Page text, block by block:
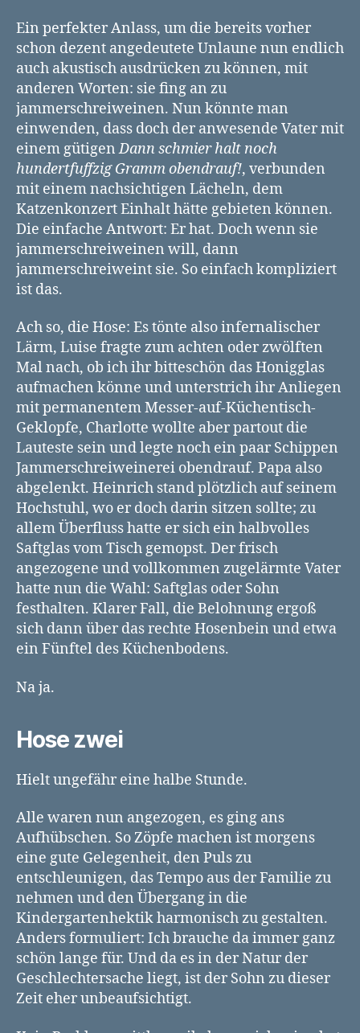
Ein perfekter Anlass, um die bereits vorher
schon dezent angedeutete Unlaune nun endlich
auch akustisch ausdrücken zu können, mit
anderen Worten: sie fing an zu
jammerschreiweinen. Nun könnte man
einwenden, dass doch der anwesende Vater mit
einem gütigenDann schmier halt noch
hundertfuffzig Gramm obendrauf!, verbunden
mit einem nachsichtigen Lächeln, dem
Katzenkonzert Einhalt hätte gebieten können.
Die einfache Antwort: Er hat. Doch wenn sie
jammerschreiweinen will, dann
jammerschreiweint sie. So einfach kompliziert
ist das.
Ach so, die Hose: Es tönte also infernalischer
Lärm, Luise fragte zum achten oder zwölften
Mal nach, ob ich ihr bitteschön das Honigglas
aufmachen könne und unterstrich ihr Anliegen
mit permanentem Messer-auf-Küchentisch-
Geklopfe, Charlotte wollte aber partout die
Lauteste sein und legte noch ein paar Schippen
Jammerschreiweinerei obendrauf. Papa also
abgelenkt. Heinrich stand plötzlich auf seinem
Hochstuhl, wo er doch darin sitzen sollte; zu
allem Überfluss hatte er sich ein halbvolles
Saftglas vom Tisch gemopst. Der frisch
angezogene und vollkommen zugelärmte Vater
hatte nun die Wahl: Saftglas oder Sohn
festhalten. Klarer Fall, die Belohnung ergoß
sich dann über das rechte Hosenbein und etwa
ein Fünftel des Küchenbodens.
Na ja.
Hose zwei
Hielt ungefähr eine halbe Stunde.
Alle waren nun angezogen, es ging ans
Aufhübschen. So Zöpfe machen ist morgens
eine gute Gelegenheit, den Puls zu
entschleunigen, das Tempo aus der Familie zu
nehmen und den Übergang in die
Kindergartenhektik harmonisch zu gestalten.
Anders formuliert: Ich brauche da immer ganz
schön lange für. Und da es in der Natur der
Geschlechtersache liegt, ist der Sohn zu dieser
Zeit eher unbeaufsichtigt.